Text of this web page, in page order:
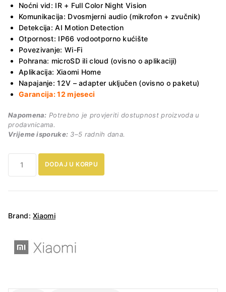
Noćni vid: IR + Full Color Night Vision
Komunikacija: Dvosmjerni audio (mikrofon + zvučnik)
Detekcija: AI Motion Detection
Otpornost: IP66 vodootporno kućište
Povezivanje: Wi-Fi
Pohrana: microSD ili cloud (ovisno o aplikaciji)
Aplikacija: Xiaomi Home
Napajanje: 12V – adapter uključen (ovisno o paketu)
Garancija: 12 mjeseci
Napomena: Potrebno je provjeriti dostupnost proizvoda u
prodavnicama.
Vrijeme isporuke: 3–5 radnih dana.
Kamera
Dual
DODAJ U KORPU
Brand:Xiaomi